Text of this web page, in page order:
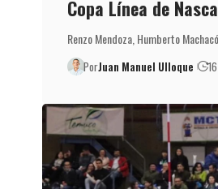
Copa Línea de
Renzo Mendoza, Humberto
PorJuan Manuel Ulloque